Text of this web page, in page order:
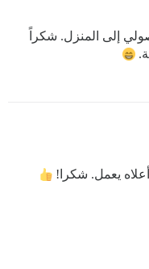
إلى المنزل. شكراً
يعمل. شكرا!